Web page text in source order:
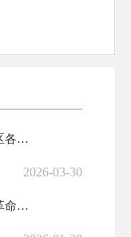
社火闹陇中 乡韵满安定——安定区各乡镇社火展演燃动新春
2026-03-30
为历史存档 让记忆永恒——甘肃革命军事馆面向社会和驻军单位广泛征集文...